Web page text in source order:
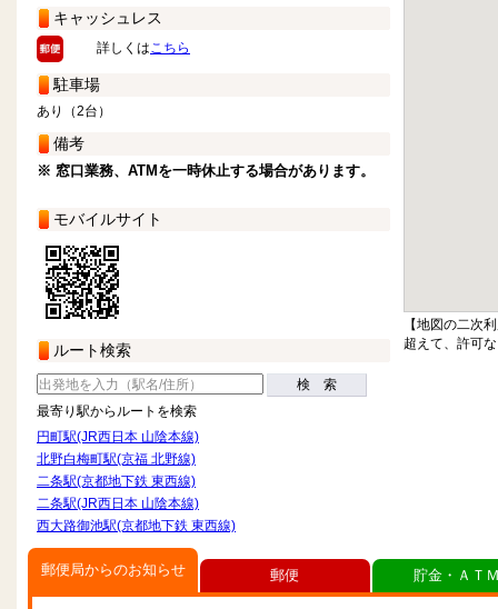
キャッシュレス
詳しくはこちら
駐車場
あり（2台）
備考
※ 窓口業務、ATMを一時休止する場合があります。
モバイルサイト
ルート検索
検 索
最寄り駅からルートを検索
円町駅(JR西日本 山陰本線)
北野白梅町駅(京福 北野線)
二条駅(京都地下鉄 東西線)
二条駅(JR西日本 山陰本線)
西大路御池駅(京都地下鉄 東西線)
【地図の二次
超えて、許可
郵便局からのお知らせ 郵便 貯金・ＡＴ